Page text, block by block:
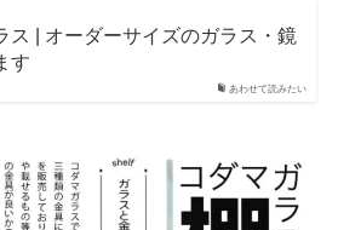
あわせて読みたい
ス | オーダーサイズのガラス・鏡
す